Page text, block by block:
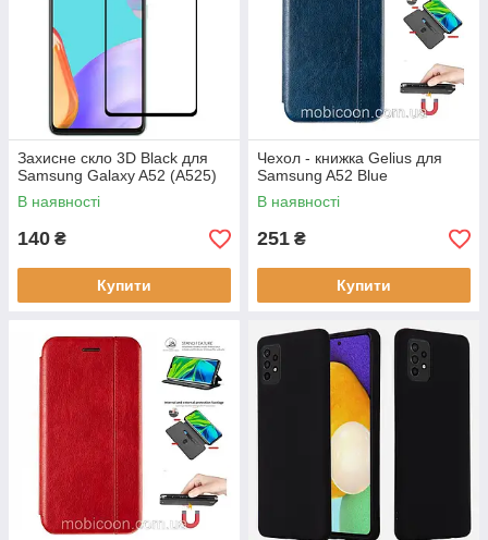
Захисне скло 3D Black для
Samsung Galaxy A52 (A525)
В наявності
140 ₴
Купити
Чехол - книжка Gelius для
Samsung A52 Blue
В наявності
251 ₴
Купити